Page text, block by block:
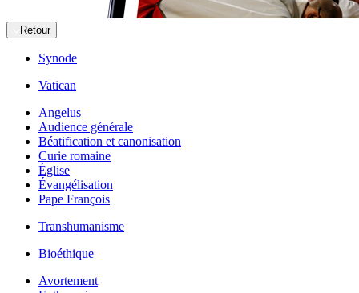
Retour
Synode
Vatican
Angelus
Audience générale
Béatification et canonisation
Curie romaine
Église
Évangélisation
Pape François
Transhumanisme
Bioéthique
Avortement